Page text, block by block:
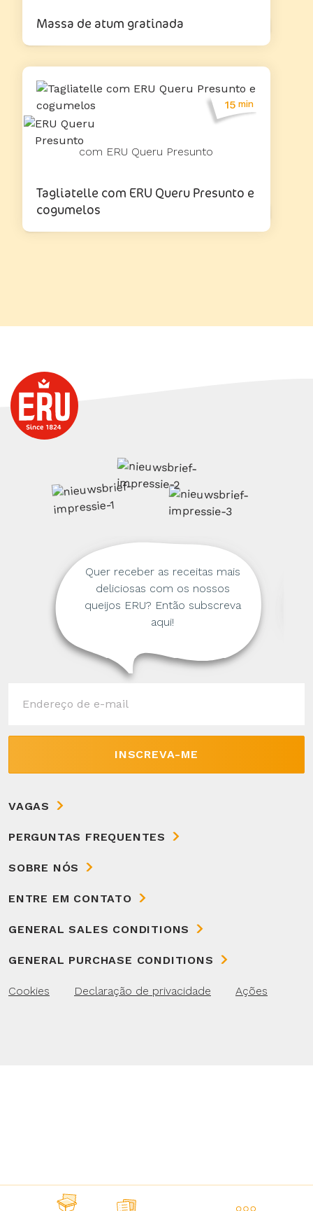
Massa de atum gratinada
15 min
com ERU Queru Presunto
Tagliatelle com ERU Queru Presunto e
cogumelos
VAGAS
PERGUNTAS FREQUENTES
SOBRE NÓS
ENTRE EM CONTATO
GENERAL SALES CONDITIONS
GENERAL PURCHASE CONDITIONS
Cookies Declaração de privacidade Ações
Quer receber as receitas mais
deliciosas com os nossos
queijos ERU? Então subscreva
aqui!
INSCREVA-ME